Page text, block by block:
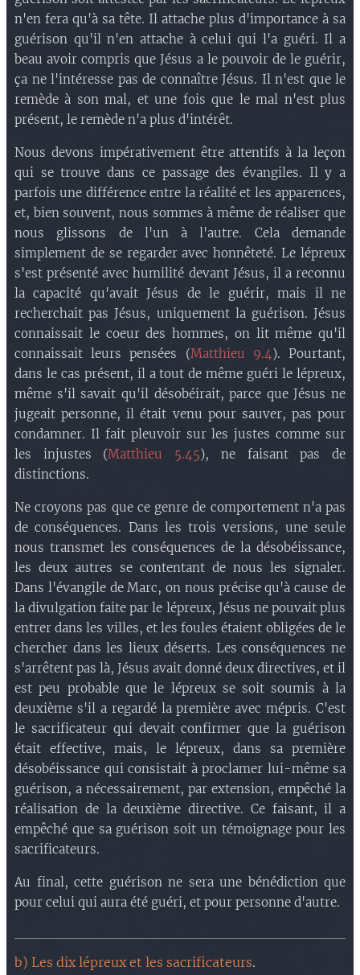
n'en fera qu'à sa tête. Il attache plus d'importance à sa
guérison qu'il n'en attache à celui qui l'a guéri. Il a
beau avoir compris que Jésus a le pouvoir de le guérir,
ça ne l'intéresse pas de connaître Jésus. Il n'est que le
remède à son mal, et une fois que le mal n'est plus
présent, le remède n'a plus d'intérêt.
Nous devons impérativement être attentifs à la leçon
qui se trouve dans ce passage des évangiles. Il y a
parfois une différence entre la réalité et les apparences,
et, bien souvent, nous sommes à même de réaliser que
nous glissons de l'un à l'autre. Cela demande
simplement de se regarder avec honnêteté. Le lépreux
s'est présenté avec humilité devant Jésus, il a reconnu
la capacité qu'avait Jésus de le guérir, mais il ne
recherchait pas Jésus, uniquement la guérison. Jésus
connaissait le coeur des hommes, on lit même qu'il
connaissait leurs pensées (Matthieu 9.4). Pourtant,
dans le cas présent, il a tout de même guéri le lépreux,
même s'il savait qu'il désobéirait, parce que Jésus ne
jugeait personne, il était venu pour sauver, pas pour
condamner. Il fait pleuvoir sur les justes comme sur
les injustes (Matthieu 5.45), ne faisant pas de
distinctions.
Ne croyons pas que ce genre de comportement n'a pas
de conséquences. Dans les trois versions, une seule
nous transmet les conséquences de la désobéissance,
les deux autres se contentant de nous les signaler.
Dans l'évangile de Marc, on nous précise qu'à cause de
la divulgation faite par le lépreux, Jésus ne pouvait plus
entrer dans les villes, et les foules étaient obligées de le
chercher dans les lieux déserts. Les conséquences ne
s'arrêtent pas là, Jésus avait donné deux directives, et il
est peu probable que le lépreux se soit soumis à la
deuxième s'il a regardé la première avec mépris. C'est
le sacrificateur qui devait confirmer que la guérison
était effective, mais, le lépreux, dans sa première
désobéissance qui consistait à proclamer lui-même sa
guérison, a nécessairement, par extension, empêché la
réalisation de la deuxième directive. Ce faisant, il a
empêché que sa guérison soit un témoignage pour les
sacrificateurs.
Au final, cette guérison ne sera une bénédiction que
pour celui qui aura été guéri, et pour personne d'autre.
b) Les dix lépreux et les sacrificateurs.